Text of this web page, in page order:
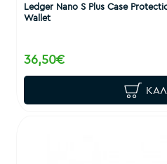
Ledger Nano S Plus Case
Wallet
36,50€